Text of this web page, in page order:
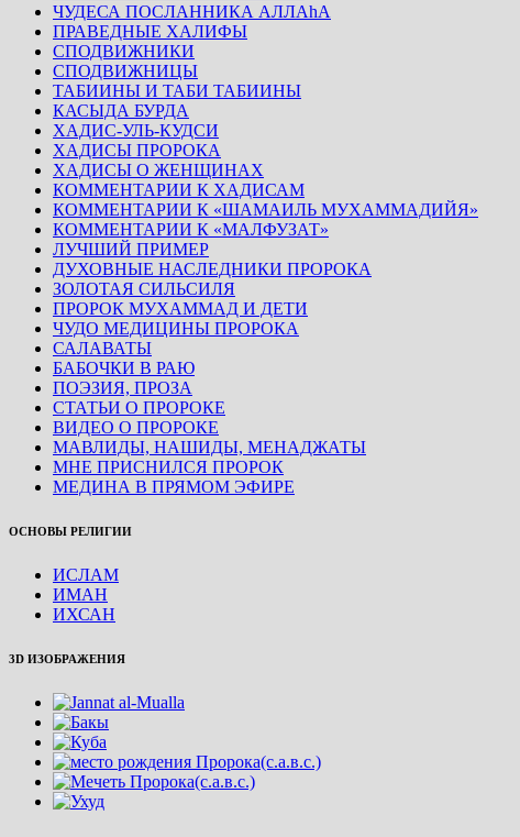
ЧУДЕСА ПОСЛАННИКА АЛЛАhА
ПРАВЕДНЫЕ ХАЛИФЫ
СПОДВИЖНИКИ
СПОДВИЖНИЦЫ
ТАБИИНЫ И ТАБИ ТАБИИНЫ
КАСЫДА БУРДА
ХАДИС-УЛЬ-КУДСИ
ХАДИСЫ ПРОРОКА
ХАДИСЫ О ЖЕНЩИНАХ
КОММЕНТАРИИ К ХАДИСАМ
КОММЕНТАРИИ К «ШАМАИЛЬ МУХАММАДИЙЯ»
КОММЕНТАРИИ К «МАЛФУЗАТ»
ЛУЧШИЙ ПРИМЕР
ДУХОВНЫЕ НАСЛЕДНИКИ ПРОРОКА
ЗОЛОТАЯ СИЛЬСИЛЯ
ПРОРОК МУХАММАД И ДЕТИ
ЧУДО МЕДИЦИНЫ ПРОРОКА
САЛАВАТЫ
БАБОЧКИ В РАЮ
ПОЭЗИЯ, ПРОЗА
СТАТЬИ О ПРОРОКЕ
ВИДЕО О ПРОРОКЕ
МАВЛИДЫ, НАШИДЫ, МЕНАДЖАТЫ
МНЕ ПРИСНИЛСЯ ПРОРОК
МЕДИНА В ПРЯМОМ ЭФИРЕ
ОСНОВЫ РЕЛИГИИ
ИСЛАМ
ИМАН
ИХСАН
3D ИЗОБРАЖЕНИЯ